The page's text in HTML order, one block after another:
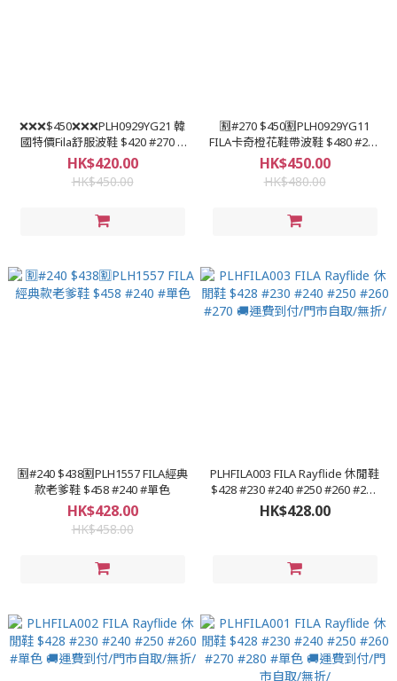
❌❌❌$450❌❌❌PLH0929YG21 韓
國特價Fila舒服波鞋 $420 #270 #
單色 🚚運費到付/門市自取/無折/
HK$420.00
HK$450.00
🈹#270 $450🈹PLH0929YG11
FILA卡奇橙花鞋帶波鞋 $480 #270
#啡色黑橙底
HK$450.00
HK$480.00
🈹#240 $438🈹PLH1557 FILA經典
款老爹鞋 $458 #240 #單色
HK$428.00
HK$458.00
PLHFILA003 FILA Rayflide 休閒鞋
$428 #230 #240 #250 #260 #270
🚚運費到付/門市自取/無折/
HK$428.00